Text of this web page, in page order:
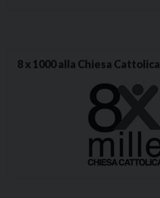
8 x 1000 alla Chiesa Cattolica